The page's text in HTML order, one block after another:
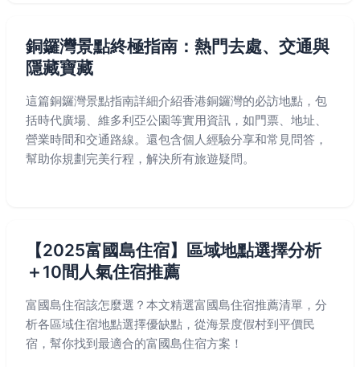
銅鑼灣景點終極指南：熱門去處、交通與
隱藏寶藏
這篇銅鑼灣景點指南詳細介紹香港銅鑼灣的必訪地點，包
括時代廣場、維多利亞公園等實用資訊，如門票、地址、
營業時間和交通路線。還包含個人經驗分享和常見問答，
幫助你規劃完美行程，解決所有旅遊疑問。
【2025富國島住宿】區域地點選擇分析
＋10間人氣住宿推薦
富國島住宿該怎麼選？本文精選富國島住宿推薦清單，分
析各區域住宿地點選擇優缺點，從海景度假村到平價民
宿，幫你找到最適合的富國島住宿方案！